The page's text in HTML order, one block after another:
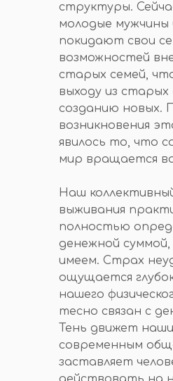
структуры.
молодые
покидают свои
возможностей
старых семей,
выходу из
созданию новых.
возникновения
явилось то, что
мир вращается
Наш
выживания
полностью
денежной
имеем. Страх
ощущается
нашего
тесно связан с
Тень движет
современным
заставляет